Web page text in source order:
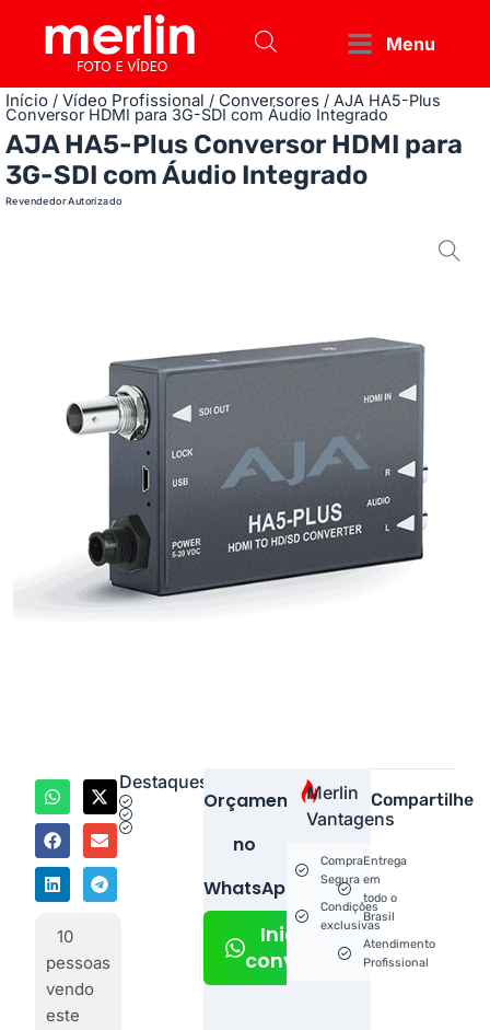
Menu
Início / Vídeo Profissional / Conversores / AJA HA5-Plus
Conversor HDMI para 3G-SDI com Áudio Integrado
AJA HA5-Plus Conversor HDMI para
3G-SDI com Áudio Integrado
Revendedor Autorizado
Destaques
Orçamento
no
WhatsApp!
Iniciar
conversa
Compartilhe
10
pessoas
vendo
este
Merlin
Vantagens
Compra
Segura
Condições
exclusivas
Entrega
em
todo o
Brasil
Atendimento
Profissional